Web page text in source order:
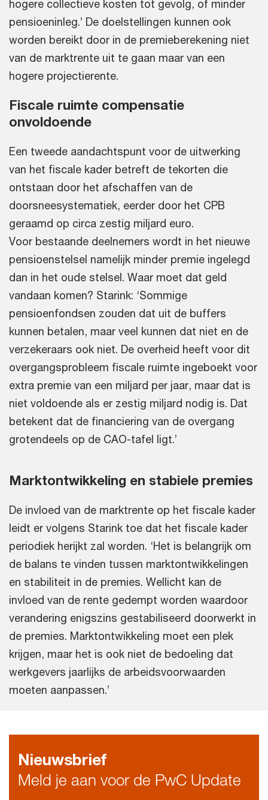
hogere collectieve kosten tot gevolg, of minder
pensioeninleg.’ De doelstellingen kunnen ook
worden bereikt door in de premieberekening niet
van de marktrente uit te gaan maar van een
hogere projectierente.
Fiscale ruimte compensatie
onvoldoende
Een tweede aandachtspunt voor de uitwerking
van het fiscale kader betreft de tekorten die
ontstaan door het afschaffen van de
doorsneesystematiek, eerder door het CPB
geraamd op circa zestig miljard euro.
Voor bestaande deelnemers wordt in het nieuwe
pensioenstelsel namelijk minder premie ingelegd
dan in het oude stelsel. Waar moet dat geld
vandaan komen? Starink: ‘Sommige
pensioenfondsen zouden dat uit de buffers
kunnen betalen, maar veel kunnen dat niet en de
verzekeraars ook niet. De overheid heeft voor dit
overgangsprobleem fiscale ruimte ingeboekt voor
extra premie van een miljard per jaar, maar dat is
niet voldoende als er zestig miljard nodig is. Dat
betekent dat de financiering van de overgang
grotendeels op de CAO-tafel ligt.’
Marktontwikkeling en stabiele premies
De invloed van de marktrente op het fiscale kader
leidt er volgens Starink toe dat het fiscale kader
periodiek herijkt zal worden. ‘Het is belangrijk om
de balans te vinden tussen marktontwikkelingen
en stabiliteit in de premies. Wellicht kan de
invloed van de rente gedempt worden waardoor
verandering enigszins gestabiliseerd doorwerkt in
de premies. Marktontwikkeling moet een plek
krijgen, maar het is ook niet de bedoeling dat
werkgevers jaarlijks de arbeidsvoorwaarden
moeten aanpassen.’
Nieuwsbrief
Meld je aan voor de PwC Update